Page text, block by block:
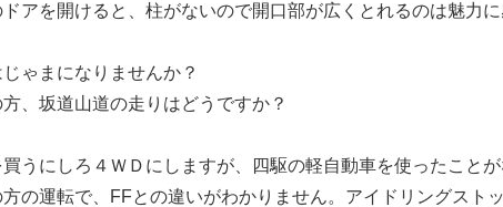
アを開けると、柱がないので開口部が広くとれるのは魅力に
ゃまになりませんか？
、坂道山道の走りはどうですか？
うにしろ４ＷＤにしますが、四駆の軽自動車を使ったことが
の運転で、FFとの違いがわかりません。アイドリングスト